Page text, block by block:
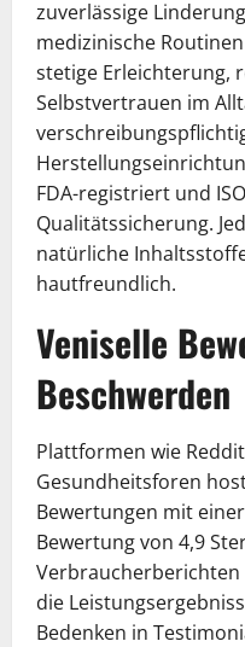
zuverlässige
medizinische
stetige Erleichterung,
Selbstvertrauen im
FDA-registriert und
Qualitätssicherung.
natürliche
hautfreundlich.
Veniselle
Beschwerden
Plattformen wie
Gesundheitsforen
Bewertungen mit
Bewertung von 4,9
die
Bedenken in